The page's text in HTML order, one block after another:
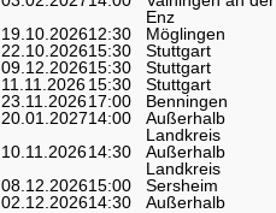
Enz
19.10.202612:30
Möglingen
22.10.202615:30
Stuttgart
09.12.202615:30
Stuttgart
11.11.202615:30
Stuttgart
23.11.202617:00
Benningen
20.01.202714:00
Außerhalb
Landkreis
10.11.202614:30
Außerhalb
Landkreis
08.12.202615:00
Sersheim
02.12.202614:30
Außerhalb